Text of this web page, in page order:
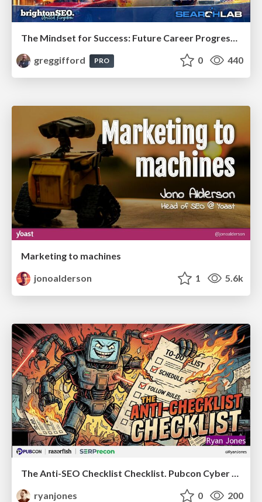
The Mindset for Success: Future Career Progression
greggifford
PRO 0 440
Marketing to machines
jonoalderson
1 5.6k
The Anti-SEO Checklist Checklist. Pubcon Cyber Week
ryanjones
0 200